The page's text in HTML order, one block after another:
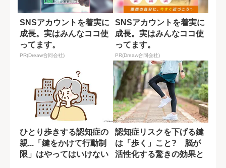
SNSアカウントを着実に
成長。実はみんなココ使
ってます。
PR(Dreaw合同会社)
SNSアカウントを着実に
成長。実はみんなココ使
ってます。
PR(Dreaw合同会社)
ひとり歩きする認知症の
親...「鍵をかけて行動制
限」はやってはいけない
認知症リスクを下げる鍵
は「歩く」こと? 脳が
活性化する驚きの効果と